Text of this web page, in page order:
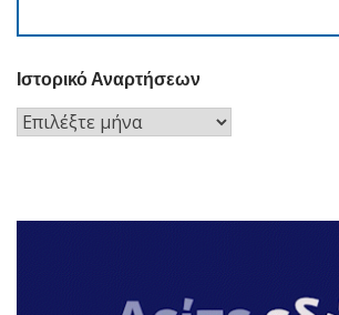
Ιστορικό Αναρτήσεων
Ιστορικό